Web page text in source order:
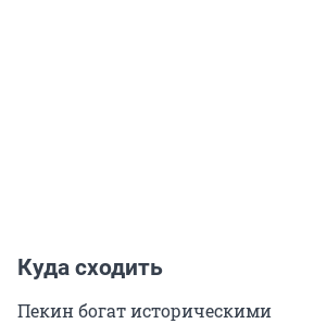
Куда сходить
Пекин богат историческими